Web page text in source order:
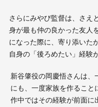
さらにみやび監督は、さえ
身が最も仲の良かった友人
になった際に、寄り添いた
自身の「後ろめたい」経験
新谷肇役の岡慶悟さんは、
にも、一度家族を作ること
作中ではその経験が前面に